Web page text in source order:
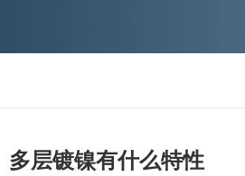
多层镀镍有什么特性